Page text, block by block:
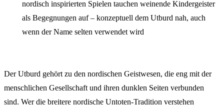
nordisch inspirierten Spielen tauchen weinende Kindergeister
als Begegnungen auf – konzeptuell dem Utburd nah, auch
wenn der Name selten verwendet wird
Der Utburd gehört zu den nordischen Geistwesen, die eng mit der
menschlichen Gesellschaft und ihren dunklen Seiten verbunden
sind. Wer die breitere nordische Untoten-Tradition verstehen